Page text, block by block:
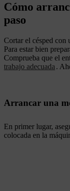
Cómo
paso
Cortar el césped con
Para estar bien
Comprueba que el
trabajo adecuada .
Arrancar una
En primer lugar,
colocada en la